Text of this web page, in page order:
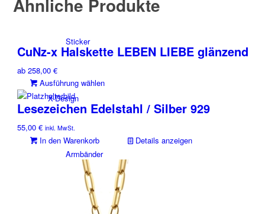
Sticker
X-Design
Armbänder
Ähnliche Produkte
CuNz-x Halskette LEBEN LIEBE glänzend
ab258,00€
Ausführung wählen
weist
auf.
Die
Optionen
können
auf
der
Lesezeichen Edelstahl / Silber 929
55,00€ inkl. MwSt.
In den Warenkorb Details anzeigen